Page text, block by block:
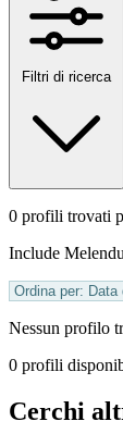
Filtri di ricerca
0 profili trovati
Include
Nessun profilo
0 profili
Cerchi